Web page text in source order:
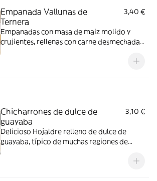
Empanada Vallunas de
Ternera
3,40 €
Empanadas con masa de maiz molido y
crujientes, rellenas con carne desmechada,
Chicharrones de dulce de
guayaba
3,10 €
Delicioso Hojaldre relleno de dulce de
guayaba, típico de muchas regiones de